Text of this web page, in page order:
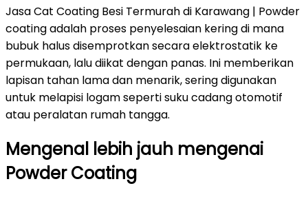
Jasa Cat Coating Besi Termurah di Karawang | Powder
coating adalah proses penyelesaian kering di mana
bubuk halus disemprotkan secara elektrostatik ke
permukaan, lalu diikat dengan panas. Ini memberikan
lapisan tahan lama dan menarik, sering digunakan
untuk melapisi logam seperti suku cadang otomotif
atau peralatan rumah tangga.
Mengenal lebih jauh mengenai
Powder Coating